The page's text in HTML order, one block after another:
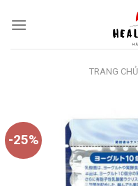
TRANG CHỦ
-25%